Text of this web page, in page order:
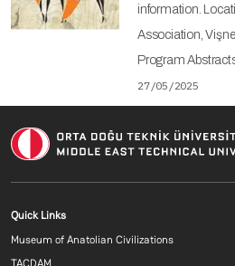
information.
Association,
Program
27/05/2025
Footer menu 2 EN
Quick Links
Museum of Anatolian Civilizations